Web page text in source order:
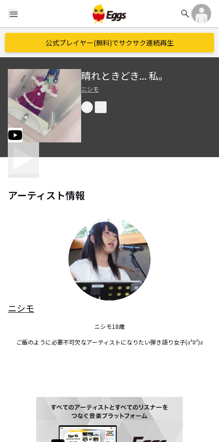
menu search
公式プレイヤー(無料)でサクサク連続再生
晴れときどき... 私。
ニシモ
アーティスト情報
ニシモ
ニシモ18歳
ご飯のように必要不可欠なアーティストになりたい弾き語り女子(ง°̀ﾛ°́)ง